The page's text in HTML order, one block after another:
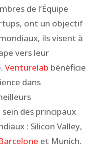
de l’Équipe
ont un objectif
ils visent à
vers leur
Venturelab bénéficie
dans
des principaux
: Silicon Valley,
et Munich.